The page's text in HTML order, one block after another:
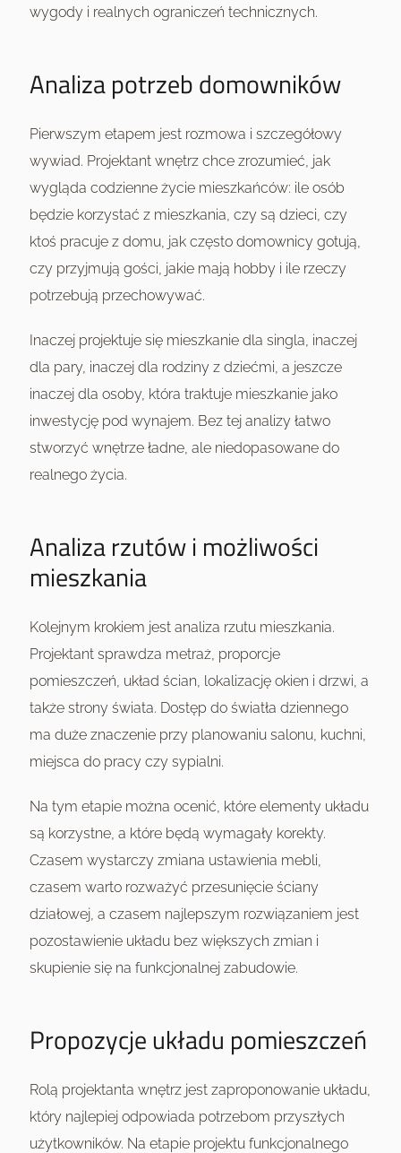
wygody i realnych ograniczeń technicznych.
Analiza potrzeb domowników
Pierwszym etapem jest rozmowa i szczegółowy
wywiad. Projektant wnętrz chce zrozumieć, jak
wygląda codzienne życie mieszkańców: ile osób
będzie korzystać z mieszkania, czy są dzieci, czy
ktoś pracuje z domu, jak często domownicy gotują,
czy przyjmują gości, jakie mają hobby i ile rzeczy
potrzebują przechowywać.
Inaczej projektuje się mieszkanie dla singla, inaczej
dla pary, inaczej dla rodziny z dziećmi, a jeszcze
inaczej dla osoby, która traktuje mieszkanie jako
inwestycję pod wynajem. Bez tej analizy łatwo
stworzyć wnętrze ładne, ale niedopasowane do
realnego życia.
Analiza rzutów i możliwości
mieszkania
Kolejnym krokiem jest analiza rzutu mieszkania.
Projektant sprawdza metraż, proporcje
pomieszczeń, układ ścian, lokalizację okien i drzwi, a
także strony świata. Dostęp do światła dziennego
ma duże znaczenie przy planowaniu salonu, kuchni,
miejsca do pracy czy sypialni.
Na tym etapie można ocenić, które elementy układu
są korzystne, a które będą wymagały korekty.
Czasem wystarczy zmiana ustawienia mebli,
czasem warto rozważyć przesunięcie ściany
działowej, a czasem najlepszym rozwiązaniem jest
pozostawienie układu bez większych zmian i
skupienie się na funkcjonalnej zabudowie.
Propozycje układu pomieszczeń
Rolą projektanta wnętrz jest zaproponowanie układu,
który najlepiej odpowiada potrzebom przyszłych
użytkowników. Na etapie projektu funkcjonalnego